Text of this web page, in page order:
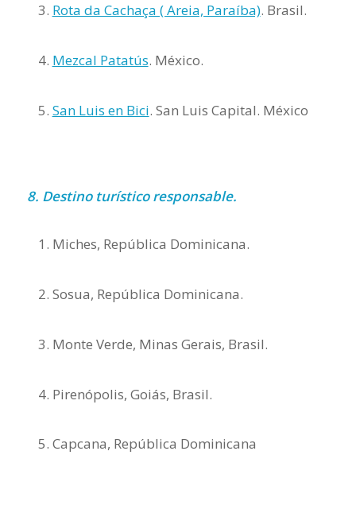
Rota da Cachaça ( Areia, Paraíba). Brasil.
Mezcal Patatús. México.
San Luis en Bici. San Luis Capital. México
8. Destino turístico responsable.
Miches, República Dominicana.
Sosua, República Dominicana.
Monte Verde, Minas Gerais, Brasil.
Pirenópolis, Goiás, Brasil.
Capcana, República Dominicana